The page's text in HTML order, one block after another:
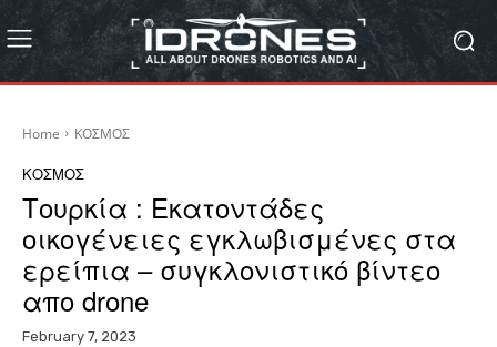
Home ΚΟΣΜΟΣ
ΚΟΣΜΟΣ
Tουρκία : Εκατοντάδες
οικογένειες εγκλωβισμένες στα
ερείπια – συγκλονιστικό βίντεο
απo drone
February 7, 2023